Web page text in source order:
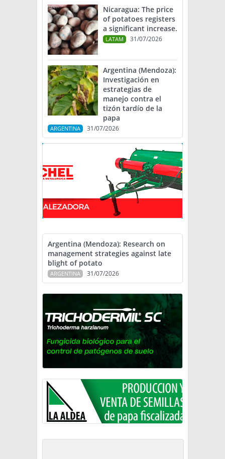
Nicaragua: The price
of potatoes registers
a significant increase.
LATAM 31/07/2026
Argentina (Mendoza):
Investigación en
estrategias de
manejo contra el
tizón tardío de la
papa
ARGENTINA 31/07/2026
Argentina (Mendoza): Research on
management strategies against late
blight of potato
ARGENTINA 31/07/2026